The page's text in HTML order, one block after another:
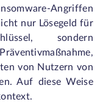
Angriffen
nur Lösegeld für
sondern
von Nutzern von
Auf diese Weise